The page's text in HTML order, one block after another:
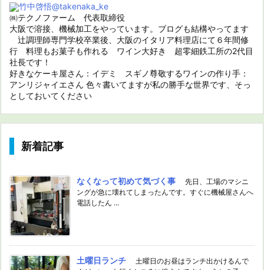
竹中啓悟@takenaka_ke
㈱テクノファーム 代表取締役
大阪で溶接、機械加工をやっています。ブログも結構やってます
辻調理師専門学校卒業後、大阪のイタリア料理店にて６年間修
行 料理もお菓子も作れる ワイン大好き 超零細鉄工所の2代目
社長です！
好きなケーキ屋さん：イデミ スギノ尊敬するワインの作り手：
アンリジャイエさん 色々書いてますが私の勝手な世界です、そっ
としておいてください
新着記事
なくなって初めて気づく事
先日、工場のマシニ
ングが急に壊れてしまったんです。すぐに機械屋さんへ
電話したん ...
土曜日ランチ
土曜日のお昼はランチ出かけるんで